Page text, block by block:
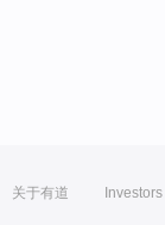
关于有道 Investors